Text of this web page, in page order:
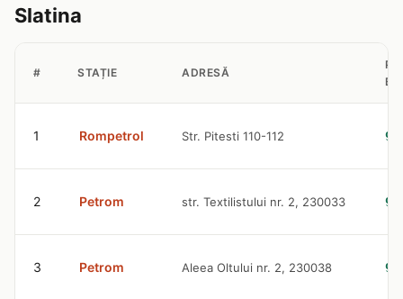
Slatina
# STAȚIE ADRESĂ
1 Rompetrol Str. Pitesti 110-112
2 Petrom str. Textilistului nr. 2, 230033
3 Petrom Aleea Oltului nr. 2, 230038